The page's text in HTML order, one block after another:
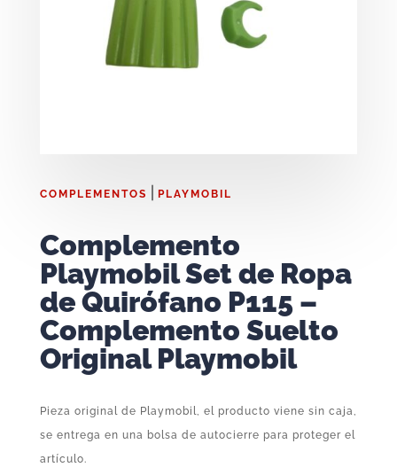
COMPLEMENTOS PLAYMOBIL
Complemento
Playmobil Set de Ropa
de Quirófano P115 –
Complemento Suelto
Original Playmobil
Pieza original de Playmobil, el producto viene sin caja,
se entrega en una bolsa de autocierre para proteger el
artículo.